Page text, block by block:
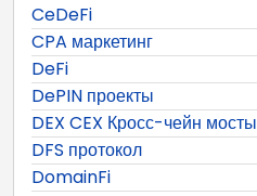
CeDeFi
CPA маркетинг
DeFi
DePIN проекты
DEX CEX Кросс-чейн мосты
DFS протокол
DomainFi